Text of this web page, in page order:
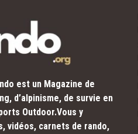
est un Magazine de
d’alpinisme, de survie en
Outdoor.Vous y
vidéos, carnets de rando,